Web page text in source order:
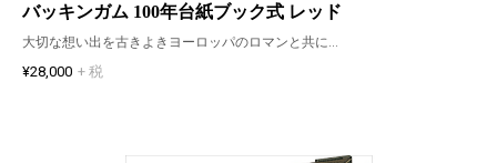
バッキンガム 100年台紙ブック式 レッド
大切な想い出を古きよきヨーロッパのロマンと共に…
¥28,000 + 税